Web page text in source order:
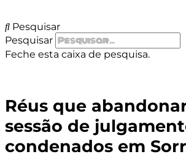
Pesquisar
Pesquisar
Feche esta caixa de pesquisa.
Réus que
sessão de
condenados em